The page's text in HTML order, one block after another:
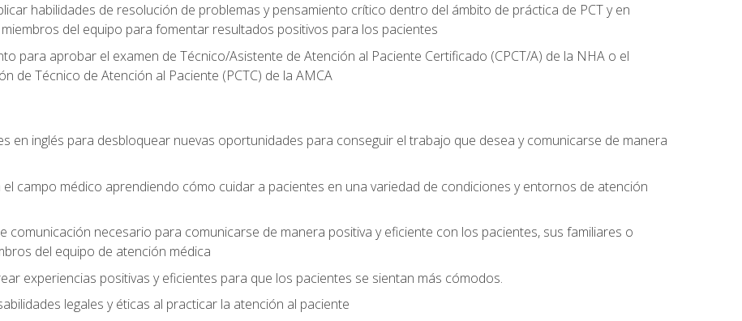
habilidades de resolución de problemas y pensamiento crítico dentro del ámbito de práctica de PCT y en
del equipo para fomentar resultados positivos para los pacientes
para aprobar el examen de Técnico/Asistente de Atención al Paciente Certificado (CPCT/A) de la NHA o el
de Técnico de Atención al Paciente (PCTC) de la AMCA
en inglés para desbloquear nuevas oportunidades para conseguir el trabajo que desea y comunicarse de manera
campo médico aprendiendo cómo cuidar a pacientes en una variedad de condiciones y entornos de atención
comunicación necesario para comunicarse de manera positiva y eficiente con los pacientes, sus familiares o
del equipo de atención médica
experiencias positivas y eficientes para que los pacientes se sientan más cómodos.
legales y éticas al practicar la atención al paciente